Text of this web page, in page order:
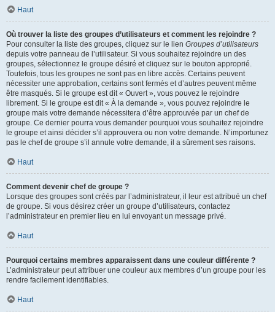
Haut
Où trouver la liste des groupes d’utilisateurs et comment les rejoindre ?
Pour consulter la liste des groupes, cliquez sur le lien Groupes d’utilisateurs
depuis votre panneau de l’utilisateur. Si vous souhaitez rejoindre un des
groupes, sélectionnez le groupe désiré et cliquez sur le bouton approprié.
Toutefois, tous les groupes ne sont pas en libre accès. Certains peuvent
nécessiter une approbation, certains sont fermés et d’autres peuvent même
être masqués. Si le groupe est dit « Ouvert », vous pouvez le rejoindre
librement. Si le groupe est dit « À la demande », vous pouvez rejoindre le
groupe mais votre demande nécessitera d’être approuvée par un chef de
groupe. Ce dernier pourra vous demander pourquoi vous souhaitez rejoindre
le groupe et ainsi décider s’il approuvera ou non votre demande. N’importunez
pas le chef de groupe s’il annule votre demande, il a sûrement ses raisons.
Haut
Comment devenir chef de groupe ?
Lorsque des groupes sont créés par l’administrateur, il leur est attribué un chef
de groupe. Si vous désirez créer un groupe d’utilisateurs, contactez
l’administrateur en premier lieu en lui envoyant un message privé.
Haut
Pourquoi certains membres apparaissent dans une couleur différente ?
L’administrateur peut attribuer une couleur aux membres d’un groupe pour les
rendre facilement identifiables.
Haut